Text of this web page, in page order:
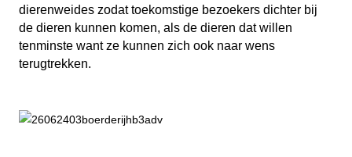
dierenweides zodat toekomstige bezoekers dichter bij
de dieren kunnen komen, als de dieren dat willen
tenminste want ze kunnen zich ook naar wens
terugtrekken.